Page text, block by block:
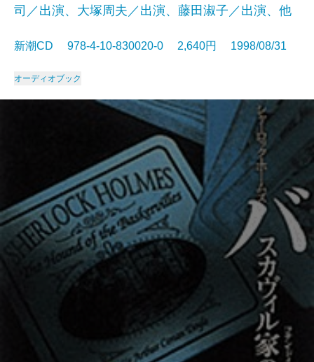
司／出演、大塚周夫／出演、藤田淑子／出演、他
新潮CD 978-4-10-830020-0 2,640円 1998/08/31
オーディオブック